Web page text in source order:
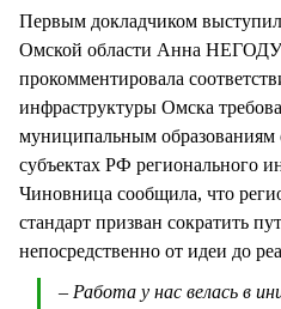
Первым докладчиком
Омской области Анна
прокомментировала
инфраструктуры Омска
муниципальным образованиям
субъектах РФ регионального
Чиновница сообщила, что
стандарт призван сократить
непосредственно от идеи до
– Работа у нас велась в